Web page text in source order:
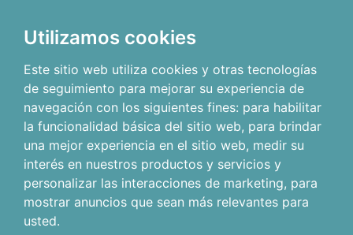
Utilizamos cookies
Este sitio web utiliza cookies y otras tecnologías
de seguimiento para mejorar su experiencia de
navegación con los siguientes fines: para habilitar
la funcionalidad básica del sitio web, para brindar
una mejor experiencia en el sitio web, medir su
interés en nuestros productos y servicios y
personalizar las interacciones de marketing, para
mostrar anuncios que sean más relevantes para
usted.